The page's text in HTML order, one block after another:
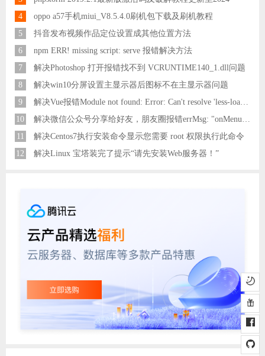
4
oppo a57手机miui_V8.5.4.0刷机包下载及刷机教程
5
抖音发布视频作品定位设置成其他位置方法
6
npm ERR! missing script: serve 报错解决方法
7
解决Photoshop 打开报错找不到 VCRUNTIME140_1.dll问题
8
解决win10分屏设置主显示器后图标不在主显示器问题
9
解决Vue报错Module not found: Error: Can't resolve 'less-loader' in 'C:\Users\Hm\Desktop\vue\vue_shop'问题
10
解决微信公众号分享给好友，朋友圈报错errMsg: "onMenuShareAppMessage:fail, the permission value is offline verifying"
11
解决Centos7执行安装命令显示您需要 root 权限执行此命令
12
解决Linux 宝塔装完了提示“请先安装Web服务器！”